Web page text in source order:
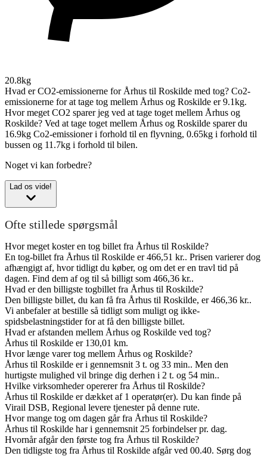
20.8kg
Hvad er CO2-emissionerne for Århus til Roskilde med tog? Co2-
emissionerne for at tage tog mellem Århus og Roskilde er 9.1kg.
Hvor meget CO2 sparer jeg ved at tage toget mellem Århus og
Roskilde? Ved at tage toget mellem Århus og Roskilde sparer du
16.9kg Co2-emissioner i forhold til en flyvning, 0.65kg i forhold til
bussen og 11.7kg i forhold til bilen.
Noget vi kan forbedre?
Lad os vide!
Ofte stillede spørgsmål
Hvor meget koster en tog billet fra Århus til Roskilde?
En tog-billet fra Århus til Roskilde er 466,51 kr.. Prisen varierer dog
afhængigt af, hvor tidligt du køber, og om det er en travl tid på
dagen. Find dem af og til så billigt som 466,36 kr..
Hvad er den billigste togbillet fra Århus til Roskilde?
Den billigste billet, du kan få fra Århus til Roskilde, er 466,36 kr..
Vi anbefaler at bestille så tidligt som muligt og ikke-
spidsbelastningstider for at få den billigste billet.
Hvad er afstanden mellem Århus og Roskilde ved tog?
Århus til Roskilde er 130,01 km.
Hvor længe varer tog mellem Århus og Roskilde?
Århus til Roskilde er i gennemsnit 3 t. og 33 min.. Men den
hurtigste mulighed vil bringe dig derhen i 2 t. og 54 min..
Hvilke virksomheder opererer fra Århus til Roskilde?
Århus til Roskilde er dækket af 1 operatør(er). Du kan finde på
Virail DSB, Regional levere tjenester på denne rute.
Hvor mange tog om dagen går fra Århus til Roskilde?
Århus til Roskilde har i gennemsnit 25 forbindelser pr. dag.
Hvornår afgår den første tog fra Århus til Roskilde?
Den tidligste tog fra Århus til Roskilde afgår ved 00.40. Sørg dog